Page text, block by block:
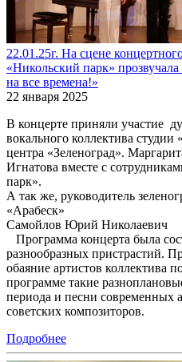
22.01.25г. На сцене
«Никольский парк»
на все времена!»
22 января 2025
В концерте приняли участие
вокального коллектива студии
центра «Зеленоград».
Игнатова вместе с
парк».
А так же, руководитель
«Арабеск»
Самойлов Юрий Николаевич
Программа концерта была
разнообразных пристрастий.
обаяние артистов коллектива
программе такие
периода и песни современных
советских композиторов.
Подробнее